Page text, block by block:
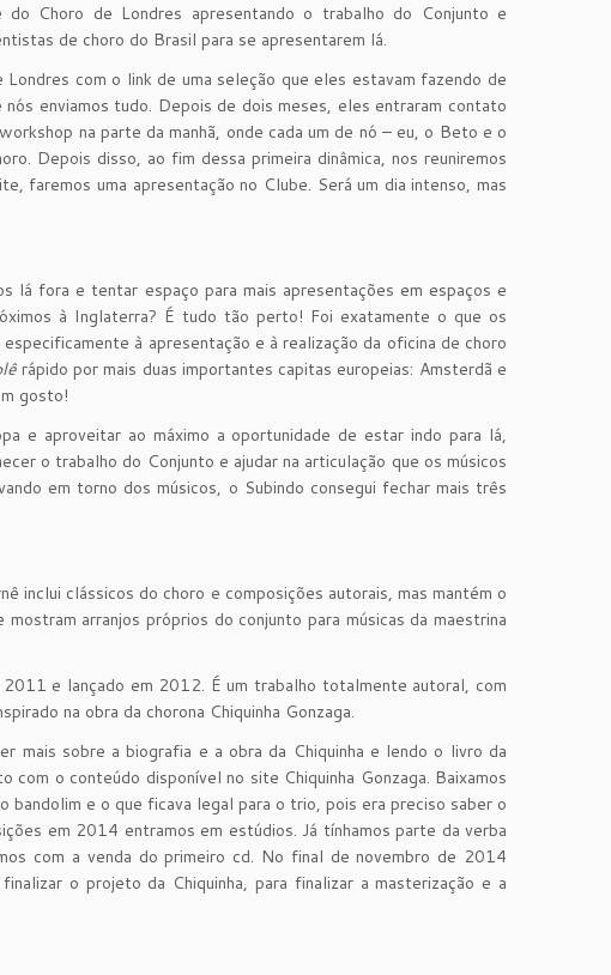
do Choro de Londres apresentando o trabalho do Conjunto e
de choro do Brasil para se apresentarem lá.
com o link de uma seleção que eles estavam fazendo de
enviamos tudo. Depois de dois meses, eles entraram contato
na parte da manhã, onde cada um de nó – eu, o Beto e o
Depois disso, ao fim dessa primeira dinâmica, nos reuniremos
faremos uma apresentação no Clube. Será um dia intenso, mas
lá fora e tentar espaço para mais apresentações em espaços e
à Inglaterra? É tudo tão perto! Foi exatamente o que os
à apresentação e à realização da oficina de choro
rápido por mais duas importantes capitas europeias: Amsterdã e
gosto!
e aproveitar ao máximo a oportunidade de estar indo para lá,
o trabalho do Conjunto e ajudar na articulação que os músicos
em torno dos músicos, o Subindo consegui fechar mais três
inclui clássicos do choro e composições autorais, mas mantém o
arranjos próprios do conjunto para músicas da maestrina
e lançado em 2012. É um trabalho totalmente autoral, com
na obra da chorona Chiquinha Gonzaga.
mais sobre a biografia e a obra da Chiquinha e lendo o livro da
com o conteúdo disponível no site Chiquinha Gonzaga. Baixamos
bandolim e o que ficava legal para o trio, pois era preciso saber o
em 2014 entramos em estúdios. Já tínhamos parte da verba
com a venda do primeiro cd. No final de novembro de 2014
o projeto da Chiquinha, para finalizar a masterização e a